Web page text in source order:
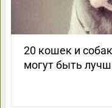
20 кошек и
могут быть